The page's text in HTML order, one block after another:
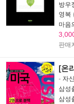
방우
영복
마음
판매
[온
- 자
삼성
삼성